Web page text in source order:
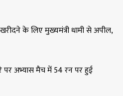
के लिए मुख्यमंत्री धामी से अपील,
पर अभ्यास मैच में 54 रन पर हुई